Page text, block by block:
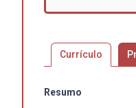
Currículo
Resumo